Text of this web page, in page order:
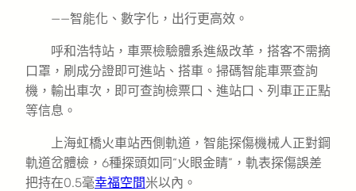
——智能化、數字化，出行更高效。
呼和浩特站，車票檢驗體系進級改革，搭客不需摘
口罩，刷成分證即可進站、搭車。掃碼智能車票查詢
機，輸出車次，即可查詢檢票口、進站口、列車正正點
等信息。
上海虹橋火車站西側軌道，智能探傷機械人正對鋼
軌道岔體檢，6種探頭如同“火眼金睛”，軌表探傷誤差
把持在0.5毫幸福空間米以內。